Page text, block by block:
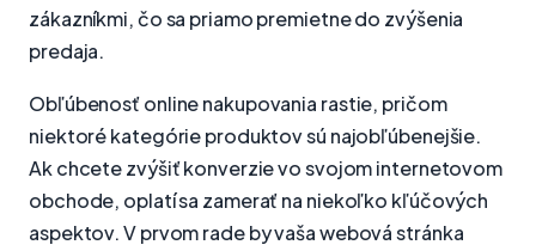
zákazníkmi, čo sa priamo premietne do zvýšenia
predaja.
Obľúbenosť online nakupovania rastie, pričom
niektoré kategórie produktov sú najobľúbenejšie.
Ak chcete zvýšiť konverzie vo svojom internetovom
obchode, oplatí sa zamerať na niekoľko kľúčových
aspektov. V prvom rade by vaša webová stránka